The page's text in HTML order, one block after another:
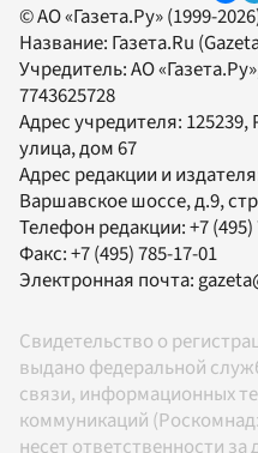
© АО «Газета.Ру» (1999-
Название: Газета.Ru
Учредитель:АО «Газета.Ру»
7743625728
Адрес учредителя:
улица, дом 67
Адрес редакции и
Варшавское шоссе, д.9,
Телефон редакции:+7
Факс:+7 (495) 785-17-01
Электронная почта:
Свидетельство о
выдано федеральной
связи, информационных
коммуникаций
несет ответственности